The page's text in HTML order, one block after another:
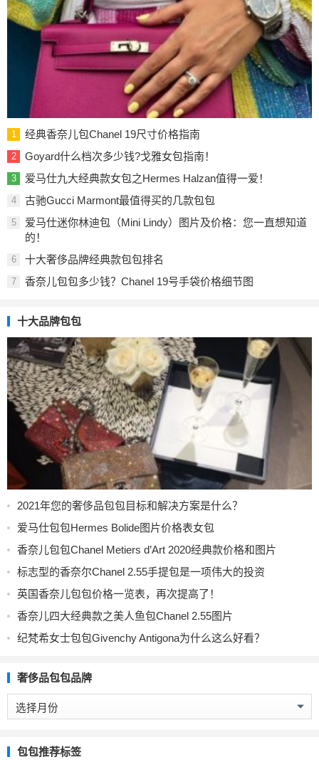
1 经典香奈儿包Chanel 19尺寸价格指南
2 Goyard什么档次多少钱?戈雅女包指南！
3 爱马仕九大经典款女包之Hermes Halzan值得一爱！
4 古驰Gucci Marmont最值得买的几款包包
5
爱马仕迷你林迪包（Mini Lindy）图片及价格：您一直想知道
的！
6 十大奢侈品牌经典款包包排名
7 香奈儿包包多少钱？Chanel 19号手袋价格细节图
十大品牌包包
2021年您的奢侈品包包目标和解决方案是什么？
爱马仕包包Hermes Bolide图片价格表女包
香奈儿包包Chanel Metiers d’Art 2020经典款价格和图片
标志型的香奈尔Chanel 2.55手提包是一项伟大的投资
英国香奈儿包包价格一览表，再次提高了！
香奈儿四大经典款之美人鱼包Chanel 2.55图片
纪梵希女士包包Givenchy Antigona为什么这么好看？
奢侈品包包品牌
奢
侈
包
包
包包推荐标签